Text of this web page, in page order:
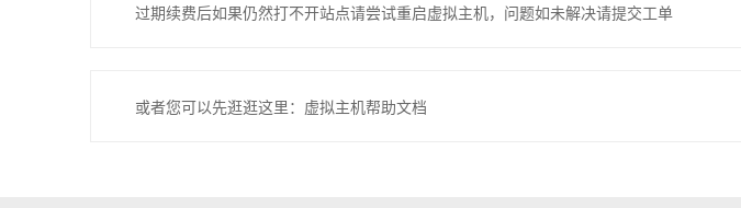
过期续费后如果仍然打不开站点请尝试重启虚拟主机，问题如未解决请提交工单
或者您可以先逛逛这里：虚拟主机帮助文档